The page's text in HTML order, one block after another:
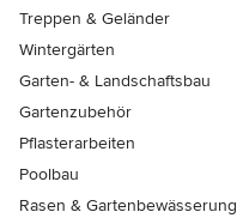
Treppen & Geländer
Wintergärten
Garten- & Landschaftsbau
Gartenzubehör
Pflasterarbeiten
Poolbau
Rasen & Gartenbewässerung